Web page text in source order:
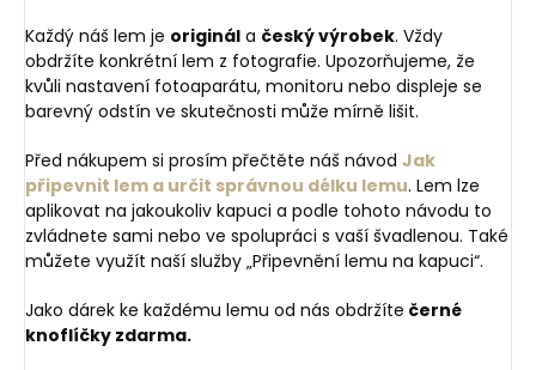
Každý náš lem je originál a český výrobek. Vždy
obdržíte konkrétní lem z fotografie. Upozorňujeme, že
kvůli nastavení fotoaparátu, monitoru nebo displeje se
barevný odstín ve skutečnosti může mírně lišit.
Před nákupem si prosím přečtěte náš návod Jak
připevnit lem a určit správnou délku lemu. Lem lze
aplikovat na jakoukoliv kapuci a podle tohoto návodu to
zvládnete sami nebo ve spolupráci s vaší švadlenou. Také
můžete využít naší služby „Připevnění lemu na kapuci“.
Jako dárek ke každému lemu od nás obdržíte černé
knoflíčky zdarma.